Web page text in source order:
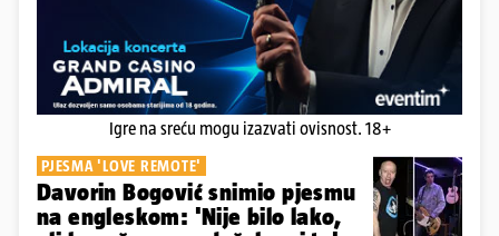
Igre na sreću mogu izazvati ovisnost. 18+
PJESMA 'LOVE REMOTE'
Davorin Bogović snimio pjesmu
na engleskom: 'Nije bilo lako,